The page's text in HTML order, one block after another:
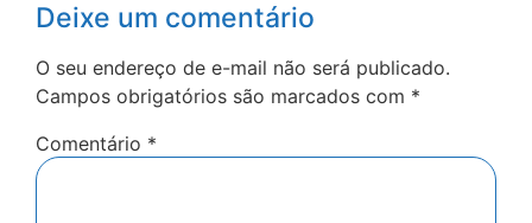
Deixe um comentário
O seu endereço de e-mail não será publicado.
Campos obrigatórios são marcados com *
Comentário *